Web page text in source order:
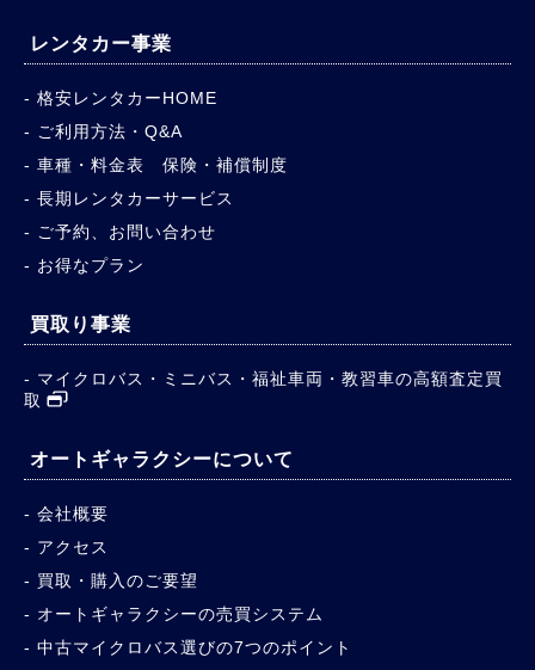
レンタカー事業
格安レンタカーHOME
ご利用方法・Q&A
車種・料金表 保険・補償制度
長期レンタカーサービス
ご予約、お問い合わせ
お得なプラン
買取り事業
マイクロバス・ミニバス・福祉車両・教習車の高額査定買
取
オートギャラクシーについて
会社概要
アクセス
買取・購入のご要望
オートギャラクシーの売買システム
中古マイクロバス選びの7つのポイント